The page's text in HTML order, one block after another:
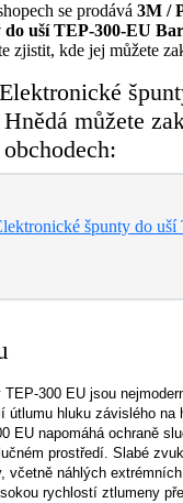
se prodává 3M /
uší TEP-300-EU
zjistit, kde jej můžete
můžete
300 EU jsou
útlumu hluku závislého na
EU napomáhá ochraně
prostředí. Slabé
včetně náhlých
rychlostí ztlumeny